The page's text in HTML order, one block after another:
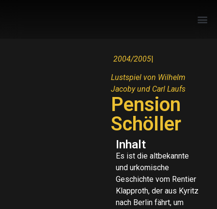
2004/2005|
Lustspiel von Wilhelm
Jacoby und Carl Laufs
Pension
Schöller
Inhalt
Es ist die altbekannte
und urkomische
Geschichte vom Rentier
Klapproth, der aus Kyritz
nach Berlin fährt, um